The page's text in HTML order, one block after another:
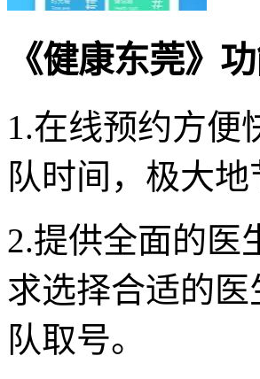
《健康东莞》功
1.在线预约方便
队时间，极大
2.提供全面的医
求选择合适的
队取号。